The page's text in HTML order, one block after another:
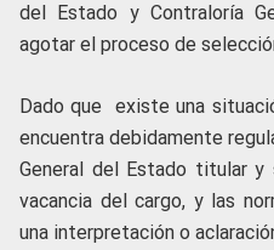
del Estado y Contraloría
agotar el proceso de
Dado que existe una
encuentra debidamente
General del Estado titular y
vacancia del cargo, y las
una interpretación o